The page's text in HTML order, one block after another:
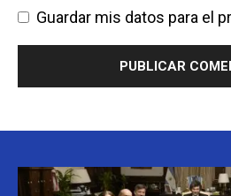
Guardar mis datos para el